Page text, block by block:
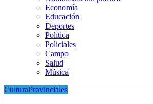
Economía
Educación
Deportes
Política
Policiales
Campo
Salud
Música
CulturaProvinciales